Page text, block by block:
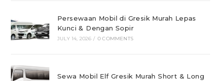
Persewaan Mobil di Gresik Murah Lepas
Kunci & Dengan Sopir
JULY 14, 2026 / 0 COMMENTS
Sewa Mobil Elf Gresik Murah Short & Long